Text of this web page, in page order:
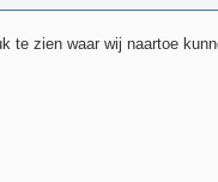
zien waar wij naartoe